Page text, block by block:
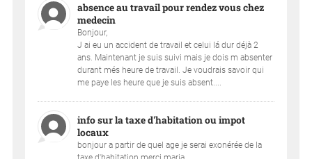
absence au travail pour rendez vous chez
medecin
Bonjour,
J ai eu un accident de travail et celui lá dur déjà 2
ans. Maintenant je suis suivi mais je dois m absenter
durant més heure de travail. Je voudrais savoir qui
me paye les heure que je suis absent....
info sur la taxe d'habitation ou impot
locaux
bonjour a partir de quel age je serai exonérée de la